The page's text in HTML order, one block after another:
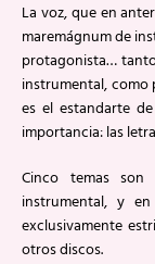
La voz, que en
maremágnum de
protagonista…
instrumental, como
es el estandarte
importancia: las
Cinco temas
instrumental, y
exclusivamente
otros discos.